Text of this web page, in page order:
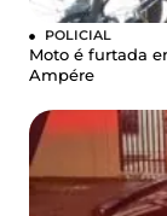
POLICIAL
Moto é furtada
Ampére